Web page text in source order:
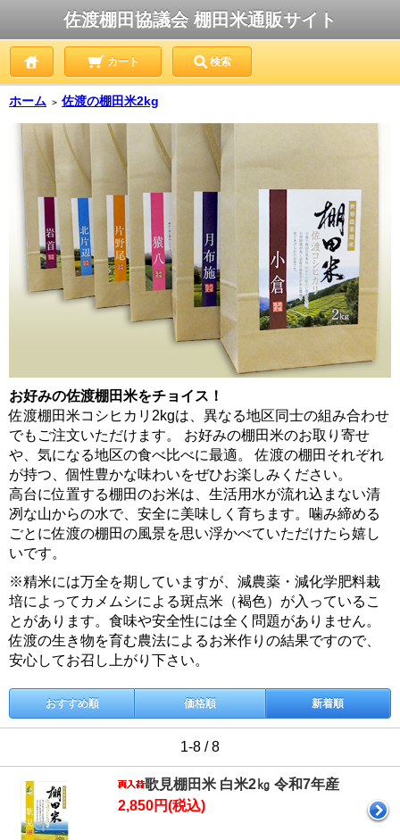
佐渡棚田協議会 棚田米通販サイト
カート 検索
ホーム ＞ 佐渡の棚田米2kg
お好みの佐渡棚田米をチョイス！
佐渡棚田米コシヒカリ2kgは、異なる地区同士の組み合わせ
でもご注文いただけます。 お好みの棚田米のお取り寄せ
や、気になる地区の食べ比べに最適。 佐渡の棚田それぞれ
が持つ、個性豊かな味わいをぜひお楽しみください。
高台に位置する棚田のお米は、生活用水が流れ込まない清
冽な山からの水で、安全に美味しく育ちます。噛み締める
ごとに佐渡の棚田の風景を思い浮かべていただけたら嬉し
いです。
※精米には万全を期していますが、減農薬・減化学肥料栽
培によってカメムシによる斑点米（褐色）が入っているこ
とがあります。食味や安全性には全く問題がありません。
佐渡の生き物を育む農法によるお米作りの結果ですので、
安心してお召し上がり下さい。
おすすめ順 価格順 新着順
1-8 / 8
歌見棚田米 白米2㎏ 令和7年産
2,850円(税込)